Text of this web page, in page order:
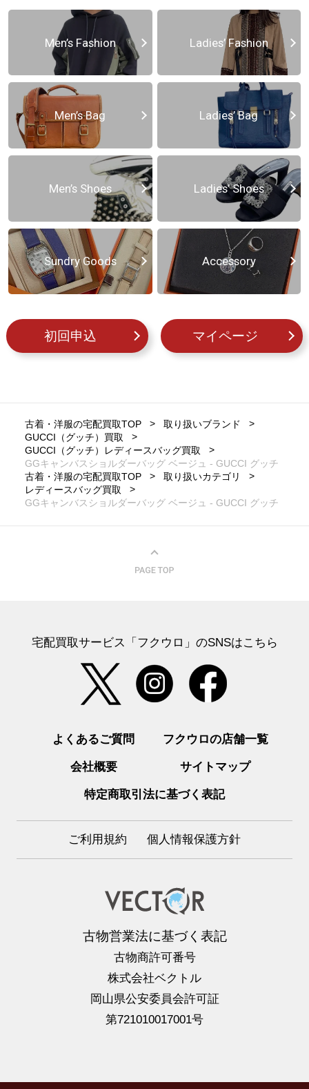
Men’s Fashion Ladies’ Fashion
Men’s Bag Ladies’ Bag
Men’s Shoes Ladies’ Shoes
Sundry Goods Accessory
初回申込 マイページ
古着・洋服の宅配買取TOP
取り扱いブランド
GUCCI（グッチ）買取
GUCCI（グッチ）レディースバッグ買取
GGキャンバスショルダーバッグ ベージュ - GUCCI グッチ
古着・洋服の宅配買取TOP
取り扱いカテゴリ
レディースバッグ買取
GGキャンバスショルダーバッグ ベージュ - GUCCI グッチ
宅配買取サービス「フクウロ」のSNSはこちら
よくあるご質問 フクウロの店舗一覧
会社概要 サイトマップ
特定商取引法に基づく表記
ご利用規約 個人情報保護方針
古物営業法に基づく表記
古物商許可番号
株式会社ベクトル
岡山県公安委員会許可証
第721010017001号